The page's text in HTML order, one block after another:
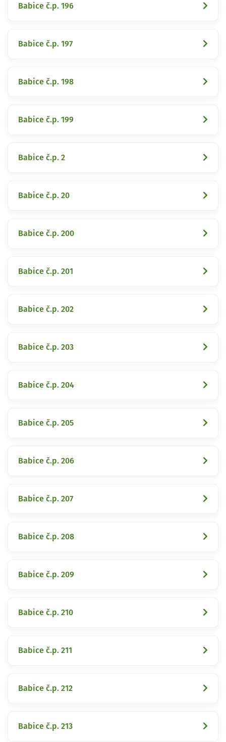
Babice č.p. 196
Babice č.p. 197
Babice č.p. 198
Babice č.p. 199
Babice č.p. 2
Babice č.p. 20
Babice č.p. 200
Babice č.p. 201
Babice č.p. 202
Babice č.p. 203
Babice č.p. 204
Babice č.p. 205
Babice č.p. 206
Babice č.p. 207
Babice č.p. 208
Babice č.p. 209
Babice č.p. 210
Babice č.p. 211
Babice č.p. 212
Babice č.p. 213